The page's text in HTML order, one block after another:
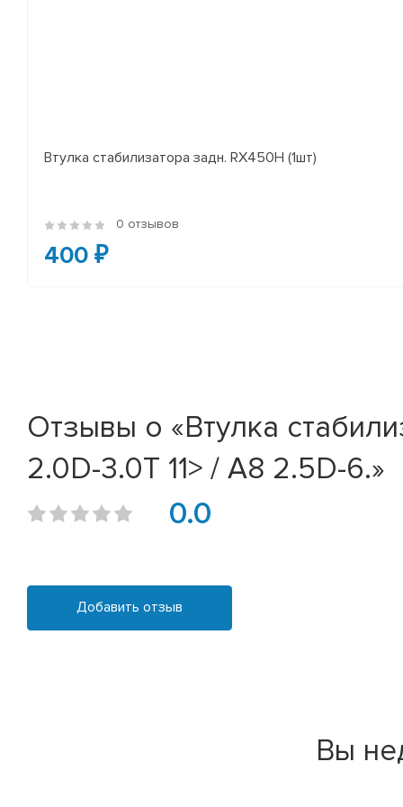
Втулка стабилизатора задн. RX450H (1шт)
0 отзывов
400 ₽
Отзывы о «Втулка
2.0D-3.0T 11> / A8 2.5D-6.»
0.0
Добавить отзыв
Вы